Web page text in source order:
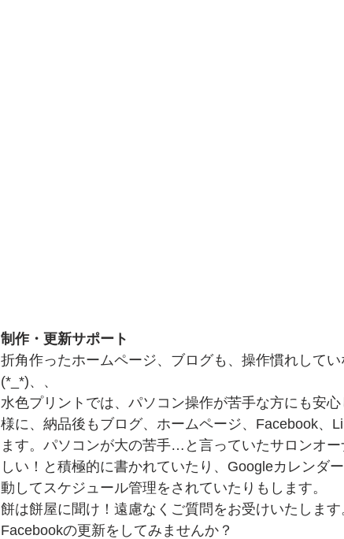
制作・更新サポート
折角作ったホームページ、ブログも、操作慣れして
(*_*)、、
水色プリントでは、パソコン操作が苦手な方にも安
様に、納品後もブログ、ホームページ、Facebook、
ます。パソコンが大の苦手…と言っていたサロンオ
しい！と積極的に書かれていたり、Googleカレンダ
動してスケジュール管理をされていたりもします。
餅は餅屋に聞け！遠慮なくご質問をお受けいたしま
Facebookの更新をしてみませんか？